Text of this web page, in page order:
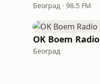
Београд · 98.5 FM
OK Boem Radio
Београд